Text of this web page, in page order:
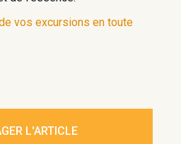
vos excursions en toute
L'ARTICLE